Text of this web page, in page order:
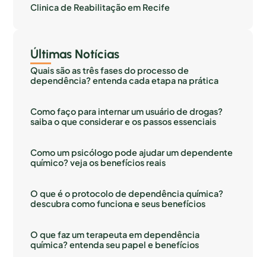
Clinica de Reabilitação em Recife
Últimas Notícias
Quais são as três fases do processo de
dependência? entenda cada etapa na prática
Como faço para internar um usuário de drogas?
saiba o que considerar e os passos essenciais
Como um psicólogo pode ajudar um dependente
químico? veja os benefícios reais
O que é o protocolo de dependência química?
descubra como funciona e seus benefícios
O que faz um terapeuta em dependência
química? entenda seu papel e benefícios